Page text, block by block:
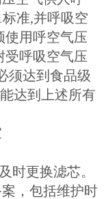
准,并呼吸空
使用呼空气压
受呼吸空气压
须达到食品级
达到上述所有
更换滤芯。
，包括维护时